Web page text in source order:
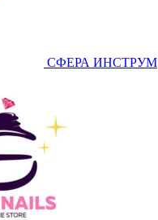
СФЕРА ИНСТРУМ